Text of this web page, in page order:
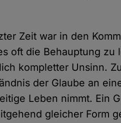
Zeit war in den
oft die Behauptung zu
kompletter Unsinn.
der Glaube an
Leben nimmt. Ein
gleicher Form